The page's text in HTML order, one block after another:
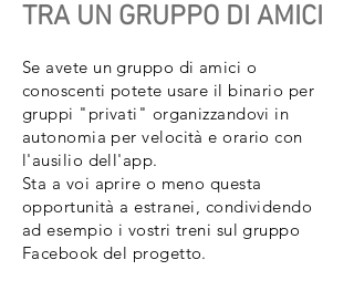
TRA UN GRUPPO DI AMICI
Se avete un gruppo di amici o
conoscenti potete usare il binario per
gruppi "privati" organizzandovi in
autonomia per velocità e orario con
l'ausilio dell'app.
Sta a voi aprire o meno questa
opportunità a estranei, condividendo
ad esempio i vostri treni sul gruppo
Facebook del progetto.